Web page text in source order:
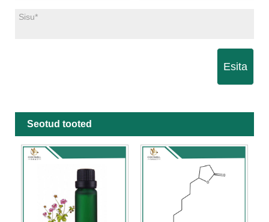
Esita
Seotud tooted